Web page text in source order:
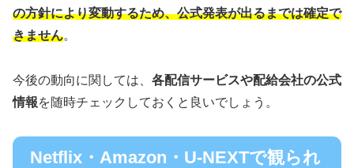
の方針により変動するため、公式発表が出るまでは確定で
きません。
今後の動向に関しては、 各配信サービスや配給会社の公式
情報を随時チェックしておくと良いでしょう。
Netflix・Amazon・U-NEXTで観られ